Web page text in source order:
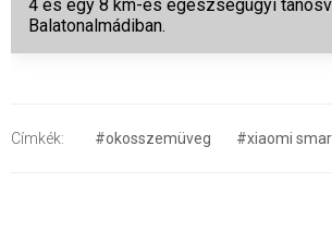
4 és egy 8 km-es egészségügyi
Balatonalmádiban.
Címkék: #okosszemüveg #xiaomi